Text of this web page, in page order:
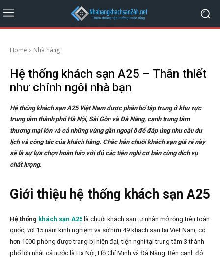
Home Nhà hàng
Hệ thống khách sạn A25 – Thân thiết
như chính ngôi nhà bạn
Hệ thống khách sạn A25 Việt Nam được phân bố tập trung ở khu vực
trung tâm thành phố Hà Nội, Sài Gòn và Đà Nẵng, cạnh trung tâm
thương mại lớn và cả những vùng gần ngoại ô để đáp ứng nhu cầu du
lịch và công tác của khách hàng. Chắc hẳn chuỗi khách sạn giá rẻ này
sẽ là sự lựa chọn hoàn hảo với đủ các tiện nghi cơ bản cùng dịch vụ
chất lượng.
Giới thiệu hệ thống khách sạn A25
Hệ thống khách sạn A25 là chuỗi khách sạn tư nhân mở rộng trên toàn
quốc, với 15 năm kinh nghiệm và sở hữu 49 khách sạn tại Việt Nam, có
hơn 1000 phòng được trang bị hiện đại, tiện nghi tại trung tâm 3 thành
phố lớn nhất cả nước là Hà Nội, Hồ Chí Minh và Đà Nẵng. Bên cạnh đó